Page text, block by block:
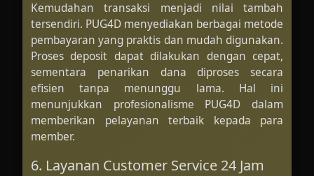
Kemudahan transaksi menjadi nilai tambah
tersendiri. PUG4D menyediakan berbagai metode
pembayaran yang praktis dan mudah digunakan.
Proses deposit dapat dilakukan dengan cepat,
sementara penarikan dana diproses secara
efisien tanpa menunggu lama. Hal ini
menunjukkan profesionalisme PUG4D dalam
memberikan pelayanan terbaik kepada para
member.
6. Layanan Customer Service 24 Jam